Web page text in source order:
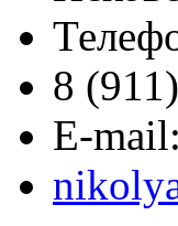
8
E-mail: